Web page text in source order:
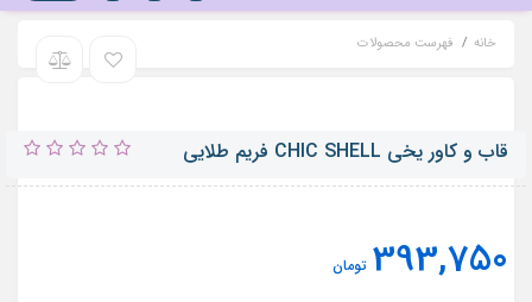
خانه فهرست محصولات
قاب و کاور یخی CHIC SHELL فریم طلایی
393,750 تومان